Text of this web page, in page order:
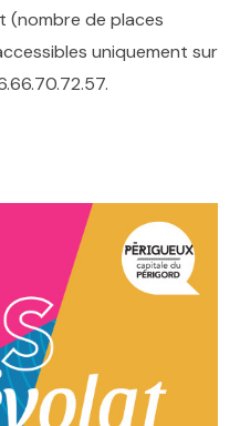
(nombre de places
uniquement sur